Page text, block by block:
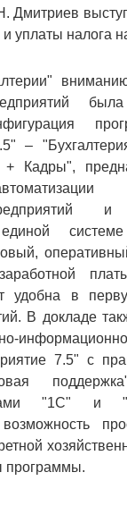
Дмитриев
уплаты налога
–
Кадры",
и
удобна в
В докладе
7.5" с
"1С" и
программы.